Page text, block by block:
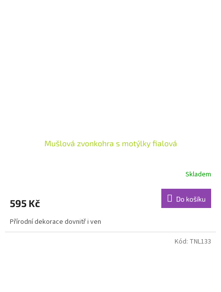
Mušlová zvonkohra s motýlky fialová
Skladem
595 Kč Do košíku
Přírodní dekorace dovnitř i ven
Kód: TNL133